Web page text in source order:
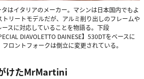
はイタリアのメーカー。マシンは日本国内でもよ
リートモデルだが、アルミ削り出しのフレームや
スに対応していることを物語る。下段
DIAVOLETTO DAINESE】530DTをベースに
ロントフォークは倒立に変更されている。
けたMrMartini